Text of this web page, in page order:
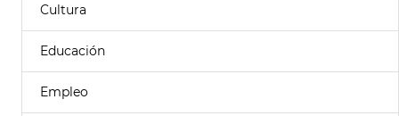
Cultura
Educación
Empleo